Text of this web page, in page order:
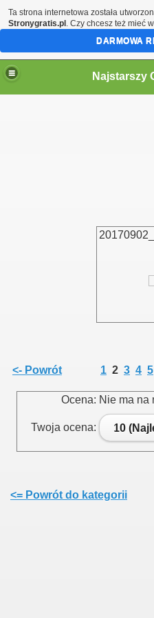
<- Powrót 1 2 3 4 5
Ocena: Nie ma na
Twoja ocena: 10
<= Powrót do kategorii
Ta strona internetowa została
Stronygratis.pl . Czy chcesz też mieć
DARMOWA